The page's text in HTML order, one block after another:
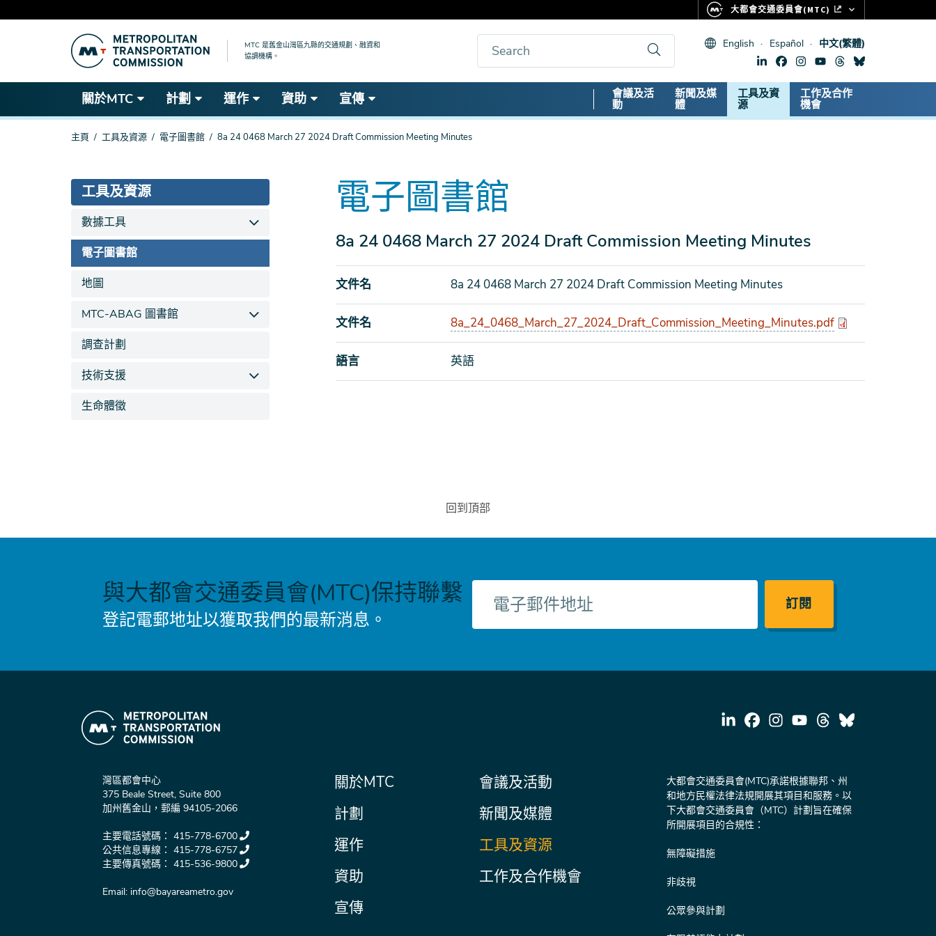
要
容
MTC 是舊金山灣區九縣的交通規劃、融資和
協調機構。
English Español 中文(繁體)
關於MTC 計劃 運作 資助 宣傳
Secondary
Nav
會議及活
動
新聞及媒
體
工具及資
源
工作及合作
機會
你
裡
主頁 工具及資源 電子圖書館 8a 24 0468 March 27 2024 Draft Commission Meeting Minutes
電子圖書館
8a 24 0468 March 27 2024 Draft Commission Meeting Minutes
文件名 8a 24 0468 March 27 2024 Draft Commission Meeting Minutes
文件名 8a_24_0468_March_27_2024_Draft_Commission_Meeting_Minutes.pdf
語言 英語
工具及資源
數據工具
電子圖書館
地圖
MTC-ABAG 圖書館
調查計劃
技術支援
生命體徵
回到頂部
與大都會交通委員會(MTC)保持聯繫
登記電郵地址以獲取我們的最新消息。
電
灣區都會中心
375 Beale Street, Suite 800
加州舊金山，郵編 94105-2066
主要電話號碼： 415-778-6700
公共信息專線： 415-778-6757
主要傳真號碼： 415-536-9800
Email: info@bayareametro.gov
主
菜
單
關於MTC
計劃
運作
資助
宣傳
Secondary
會議及活動
新聞及媒體
工具及資源
工作及合作機會
大都會交通委員會(MTC)承諾根據聯邦、州
和地方民權法律法規開展其項目和服務。以
下大都會交通委員會（MTC）計劃旨在確保
所開展項目的合規性：
無障礙措施
非歧視
公眾參與計劃
大都會交通委員會(MTC)
CLIPPER CARD
生命體徵